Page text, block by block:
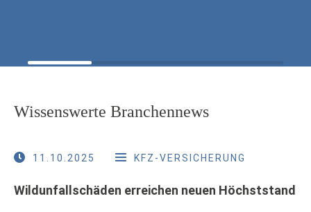
Wissenswerte Branchennews
11.10.2025 KFZ-VERSICHERUNG
Wildunfallschäden erreichen neuen Höchststand